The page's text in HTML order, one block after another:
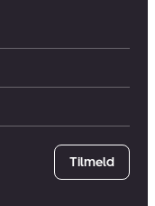
Tilmeld